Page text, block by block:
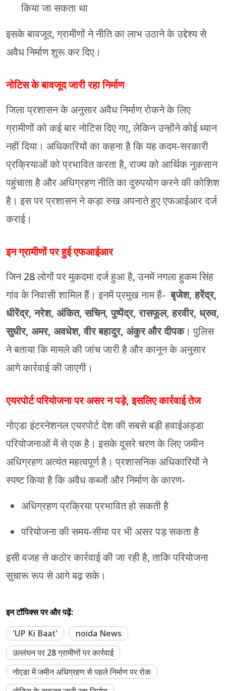
किया जा सकता था
इसके बावजूद, ग्रामीणों ने नीति का लाभ उठाने के उद्देश्य से
अवैध निर्माण शुरू कर दिए।
नोटिस के बावजूद जारी रहा निर्माण
जिला प्रशासन के अनुसार अवैध निर्माण रोकने के लिए
ग्रामीणों को कई बार नोटिस दिए गए, लेकिन उन्होंने कोई ध्यान
नहीं दिया। अधिकारियों का कहना है कि यह कदम-सरकारी
प्रक्रियाओं को प्रभावित करता है, राज्य को आर्थिक नुकसान
पहुंचाता है और अधिग्रहण नीति का दुरुपयोग करने की कोशिश
है। इस पर प्रशासन ने कड़ा रुख अपनाते हुए एफआईआर दर्ज
कराई।
इन ग्रामीणों पर हुई एफआईआर
जिन 28 लोगों पर मुकदमा दर्ज हुआ है, उनमें नगला हुकम सिंह
गांव के निवासी शामिल हैं। इनमें प्रमुख नाम हैं-बृजेश, हरेंद्र,
धीरेंद्र, नरेश, अंकित, सचिन, पुष्पेंद्र, रासफूल, हरवीर, ध्रुव,
सुधीर, अमर, अवधेश, वीर बहादुर, अंकुर और दीपक। पुलिस
ने बताया कि मामले की जांच जारी है और कानून के अनुसार
आगे कार्रवाई की जाएगी।
एयरपोर्ट परियोजना पर असर न पड़े, इसलिए कार्रवाई तेज
नोएडा इंटरनेशनल एयरपोर्ट देश की सबसे बड़ी हवाईअड्डा
परियोजनाओं में से एक है। इसके दूसरे चरण के लिए जमीन
अधिग्रहण अत्यंत महत्वपूर्ण है। प्रशासनिक अधिकारियों ने
स्पष्ट किया है कि अवैध कब्जों और निर्माण के कारण-
अधिग्रहण प्रक्रिया प्रभावित हो सकती है
परियोजना की समय-सीमा पर भी असर पड़ सकता है
इसी वजह से कठोर कार्रवाई की जा रही है, ताकि परियोजना
सुचारू रूप से आगे बढ़ सके।
इन टॉपिक्स पर और पढ़ें:
'UP Ki Baat'
noida News
उल्लंघन पर 28 ग्रामीणों पर कार्रवाई
नोएडा में जमीन अधिग्रहण से पहले निर्माण पर रोक